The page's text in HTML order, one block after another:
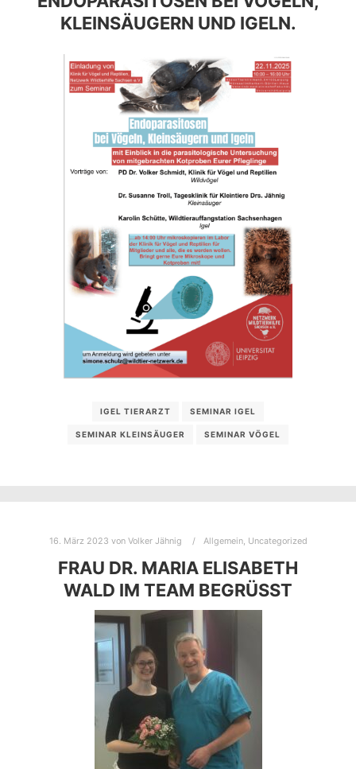
KLEINSÄUGERN UND IGELN.
IGEL TIERARZT SEMINAR IGEL
SEMINAR KLEINSÄUGER SEMINAR VÖGEL
16. März 2023 von Volker Jähnig Allgemein, Uncategorized
FRAU DR. MARIA ELISABETH
WALD IM TEAM BEGRÜSST